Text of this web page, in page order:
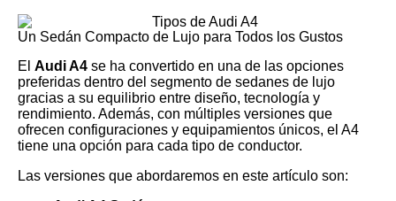
Un Sedán Compacto de Lujo para Todos los Gustos
El Audi A4 se ha convertido en una de las opciones
preferidas dentro del segmento de sedanes de lujo
gracias a su equilibrio entre diseño, tecnología y
rendimiento. Además, con múltiples versiones que
ofrecen configuraciones y equipamientos únicos, el A4
tiene una opción para cada tipo de conductor.
Las versiones que abordaremos en este artículo son: